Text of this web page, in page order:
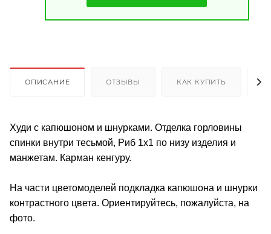
ОПИСАНИЕ ОТЗЫВЫ КАК КУПИТЬ
Худи с капюшоном и шнурками. Отделка горловины
спинки внутри тесьмой, Риб 1х1 по низу изделия и
манжетам. Карман кенгуру.
На части цветомоделей подкладка капюшона и шнурки
контрастного цвета. Ориентируйтесь, пожалуйста, на
фото.